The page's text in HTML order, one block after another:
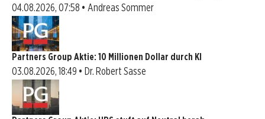
04.08.2026, 07:58 • Andreas Sommer
Partners Group Aktie: 10 Millionen Dollar durch KI
03.08.2026, 18:49 • Dr. Robert Sasse